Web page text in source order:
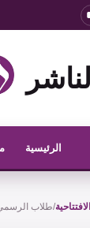
الرئيسية
الافتتاحية/طلاب الرسمي